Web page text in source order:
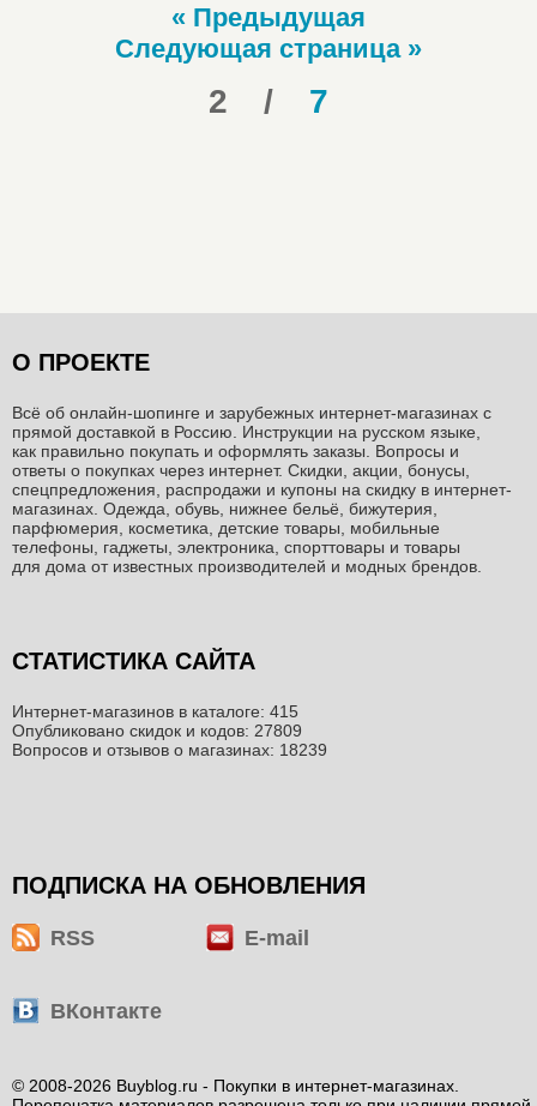
« Предыдущая
Следующая страница »
2 / 7
О ПРОЕКТЕ
Всё об онлайн-шопинге и зарубежных интернет-магазинах c
прямой доставкой в Россию. Инструкции на русском языке,
как правильно покупать и оформлять заказы. Вопросы и
ответы о покупках через интернет. Скидки, акции, бонусы,
спецпредложения, распродажи и купоны на скидку в интернет-
магазинах. Одежда, обувь, нижнее бельё, бижутерия,
парфюмерия, косметика, детские товары, мобильные
телефоны, гаджеты, электроника, спорттовары и товары
для дома от известных производителей и модных брендов.
СТАТИСТИКА САЙТА
Интернет-магазинов в каталоге: 415
Опубликовано скидок и кодов: 27809
Вопросов и отзывов о магазинах: 18239
ПОДПИСКА НА ОБНОВЛЕНИЯ
RSS E-mail
ВКонтакте
© 2008-2026 Buyblog.ru - Покупки в интернет-магазинах.